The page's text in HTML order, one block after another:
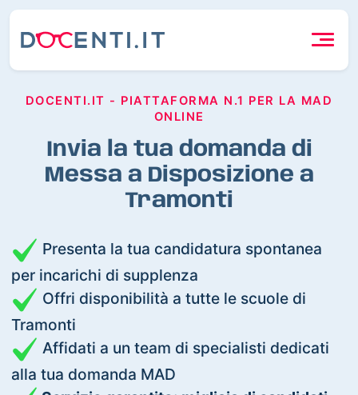
DOCENTI.IT - PIATTAFORMA N.1 PER LA MAD
ONLINE
Invia la tua domanda di
Messa a Disposizione a
Tramonti
Presenta la tua candidatura spontanea
per incarichi di supplenza
Offri disponibilità a tutte le scuole di
Tramonti
Affidati a un team di specialisti dedicati
alla tua domanda MAD